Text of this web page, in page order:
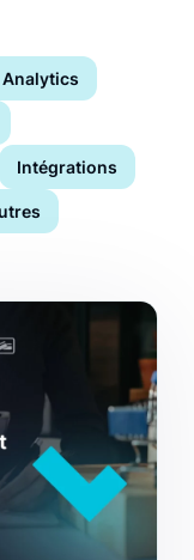
Analytics
Intégrations